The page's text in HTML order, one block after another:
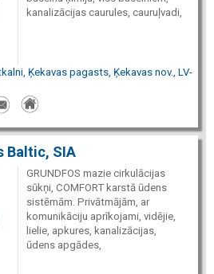
kanalizācijas caurules, cauruļvadi,
Ķekavas pagasts, Ķekavas nov., LV-
Baltic, SIA
GRUNDFOS mazie cirkulācijas
sūkņi, COMFORT karstā ūdens
sistēmām. Privātmājām, ar
komunikāciju aprīkojami, vidējie,
lielie, apkures, kanalizācijas,
ūdens apgādes,